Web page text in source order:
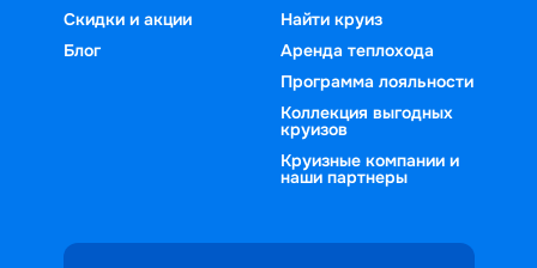
Скидки и акции
Блог
Найти круиз
Аренда теплохода
Программа лояльности
Коллекция выгодных
круизов
Круизные компании и
наши партнеры